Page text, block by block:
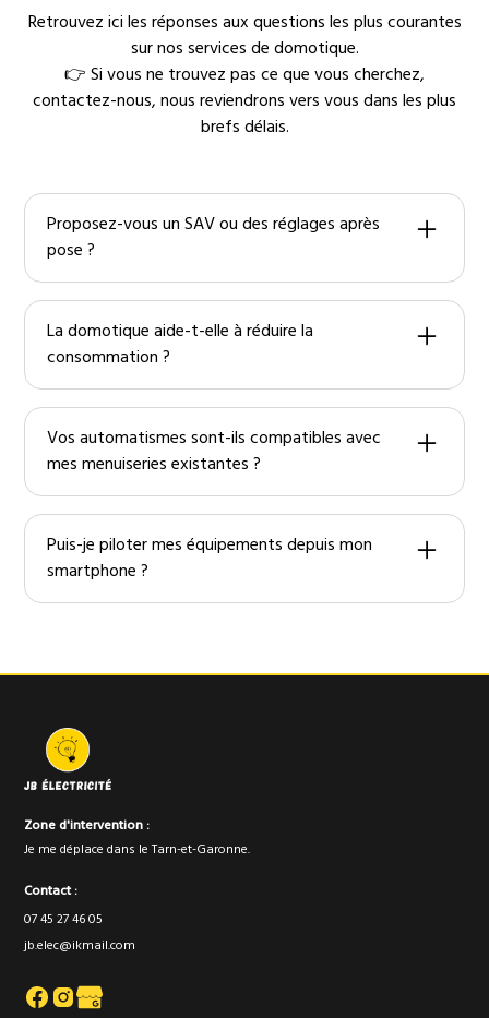
Retrouvez ici les réponses aux questions les plus courantes
sur nos services de domotique.
👉 Si vous ne trouvez pas ce que vous cherchez,
contactez-nous, nous reviendrons vers vous dans les plus
brefs délais.
Proposez-vous un SAV ou des réglages après
pose ?
Oui, je reste disponible pour les mises à jour, réglages
et l’assistance technique.
La domotique aide-t-elle à réduire la
consommation ?
Oui, grâce aux scénarios (extinction, abaissement
chauffage, gestion éclairage), vous optimisez vos
usages et vos dépenses.
Vos automatismes sont-ils compatibles avec
mes menuiseries existantes ?
Dans la plupart des cas, oui. Je vérifie la compatibilité
et j’adapte la motorisation et les sécurités.
Puis-je piloter mes équipements depuis mon
smartphone ?
alarmes à distance.
Zone d'intervention :
Je me déplace dans le Tarn-et-Garonne.
Contact :
07 45 27 46 05
jb.elec@ikmail.com